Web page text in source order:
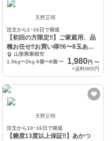
天野正明
注文から1~16日で発送
【初回の方限定‼︎】ご家庭用、品
種お任せ‼︎お買い得‼︎6〜8玉あか
つき、川中島
山形県東根市
1.5kg〜2kg 6個〜8個 〜 1,980円 〜
+送料965円
天野正明
注文から10~16日で発送
【糖度13度以上保証‼︎】あかつ